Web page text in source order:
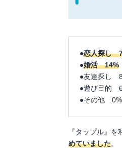
●恋人探し
●婚活 14%
●友達探し
●遊び目的
●その他 0%
『タップル』
めていました。